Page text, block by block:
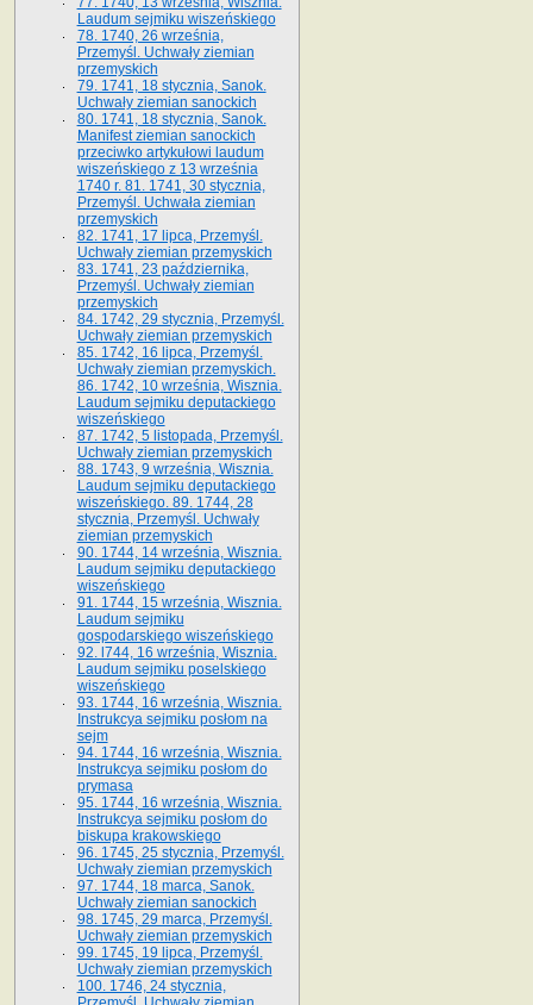
Laudum sejmiku wiszeńskiego
78. 1740, 26 września,
Przemyśl. Uchwały ziemian
przemyskich
79. 1741, 18 stycznia, Sanok.
Uchwały ziemian sanockich
80. 1741, 18 stycznia, Sanok.
Manifest ziemian sanockich
przeciwko artykułowi laudum
wiszeńskiego z 13 wrze­śnia
1740 r. 81. 1741, 30 stycznia,
Przemyśl. Uchwała ziemian
przemyskich
82. 1741, 17 lipca, Przemyśl.
Uchwały ziemian przemyskich
83. 1741, 23 października,
Przemyśl. Uchwały ziemian
przemyskich
84. 1742, 29 stycznia, Przemyśl.
Uchwały ziemian przemyskich
85. 1742, 16 lipca, Przemyśl.
Uchwały ziemian przemyskich.
86. 1742, 10 września, Wisznia.
Laudum sejmiku deputackiego
wiszeńskiego
87. 1742, 5 listopada, Przemyśl.
Uchwały ziemian przemyskich
88. 1743, 9 września, Wisznia.
Laudum sejmiku deputackiego
wiszeńskiego. 89. 1744, 28
stycznia, Przemyśl. Uchwały
ziemian przemyskich
90. 1744, 14 września, Wisznia.
Laudum sejmiku deputackiego
wiszeńskiego
91. 1744, 15 września, Wisznia.
Laudum sejmiku
gospodarskiego wiszeńskiego
92. l744, 16 września, Wisznia.
Laudum sejmiku poselskiego
wiszeńskiego
93. 1744, 16 września, Wisznia.
Instrukcya sejmiku posłom na
sejm
94. 1744, 16 września, Wisznia.
Instrukcya sejmiku posłom do
prymasa
95. 1744, 16 września, Wisznia.
Instrukcya sejmiku posłom do
biskupa krakowskiego
96. 1745, 25 stycznia, Przemyśl.
Uchwały ziemian przemyskich
97. 1744, 18 marca, Sanok.
Uchwały ziemian sanockich
98. 1745, 29 marca, Przemyśl.
Uchwały ziemian przemyskich
99. 1745, 19 lipca, Przemyśl.
Uchwały ziemian przemyskich
100. 1746, 24 stycznia,